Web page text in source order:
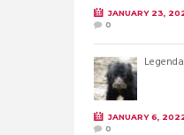
JANUARY 23,
0
JANUARY 6,
0